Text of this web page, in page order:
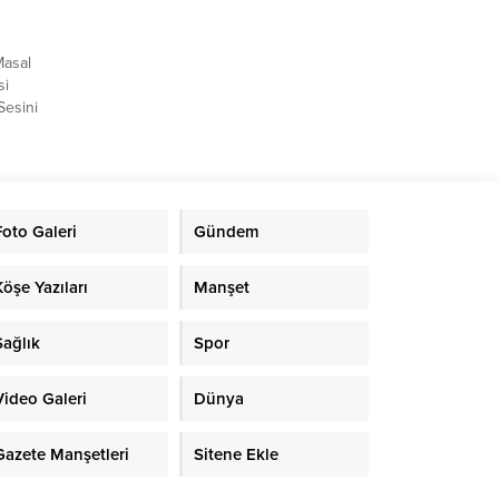
6-8 Galeri Gündem
Yazıları Manşet
Spor
Galeri Dünya
Manşetleri Sitene Ekle